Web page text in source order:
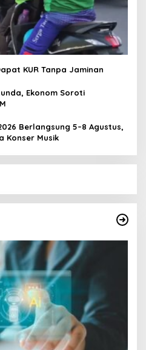
KUR Tanpa Jaminan
Ekonom Soroti
Berlangsung 5–8 Agustus,
Konser Musik